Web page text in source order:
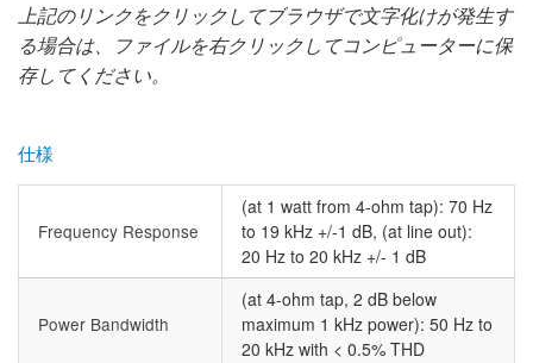
上記のリンクをクリックしてブラウザで文字化けが発生す
る場合は、ファイルを右クリックしてコンピューターに保
存してください。
仕様
Frequency Response
(at 1 watt from 4-ohm tap): 70 Hz
to 19 kHz +/-1 dB, (at line out):
20 Hz to 20 kHz +/- 1 dB
Power Bandwidth
(at 4-ohm tap, 2 dB below
maximum 1 kHz power): 50 Hz to
20 kHz with < 0.5% THD